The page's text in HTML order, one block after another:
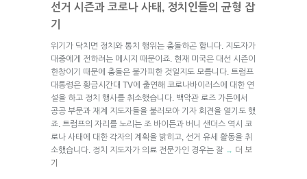
선거 시즌과 코로나 사태, 정치인들의 균형 잡
기
위기가 닥치면 정치와 통치 행위는 충돌하곤 합니다. 지도자가
대중에게 전하려는 메시지 때문이죠. 현재 미국은 대선 시즌이
한창이기 때문에 충돌은 불가피한 것일지도 모릅니다. 트럼프
대통령은 황금시간대 TV에 출연해 코로나바이러스에 대한 연
설을 하고 정치 행사를 취소했습니다. 백악관 로즈 가든에서
공공 부문과 재계 지도자들을 불러모아 기자 회견을 열기도 했
죠. 트럼프의 자리를 노리는 조 바이든과 버니 샌더스 역시 코
로나 사태에 대한 각자의 계획을 밝히고, 선거 유세 활동을 취
소했습니다. 정치 지도자가 의료 전문가인 경우는 잘 → 더 보
기